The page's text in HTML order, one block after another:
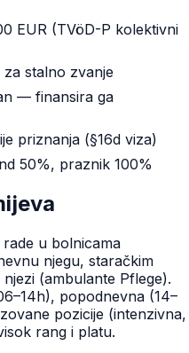
EUR (TVöD-P kolektivni
stalno zvanje
— finansira ga
priznanja (§16d viza)
50%, praznik 100%
u bolnicama
njegu, staračkim
(ambulante Pflege).
popodnevna (14–
pozicije (intenzivna,
rang i platu.